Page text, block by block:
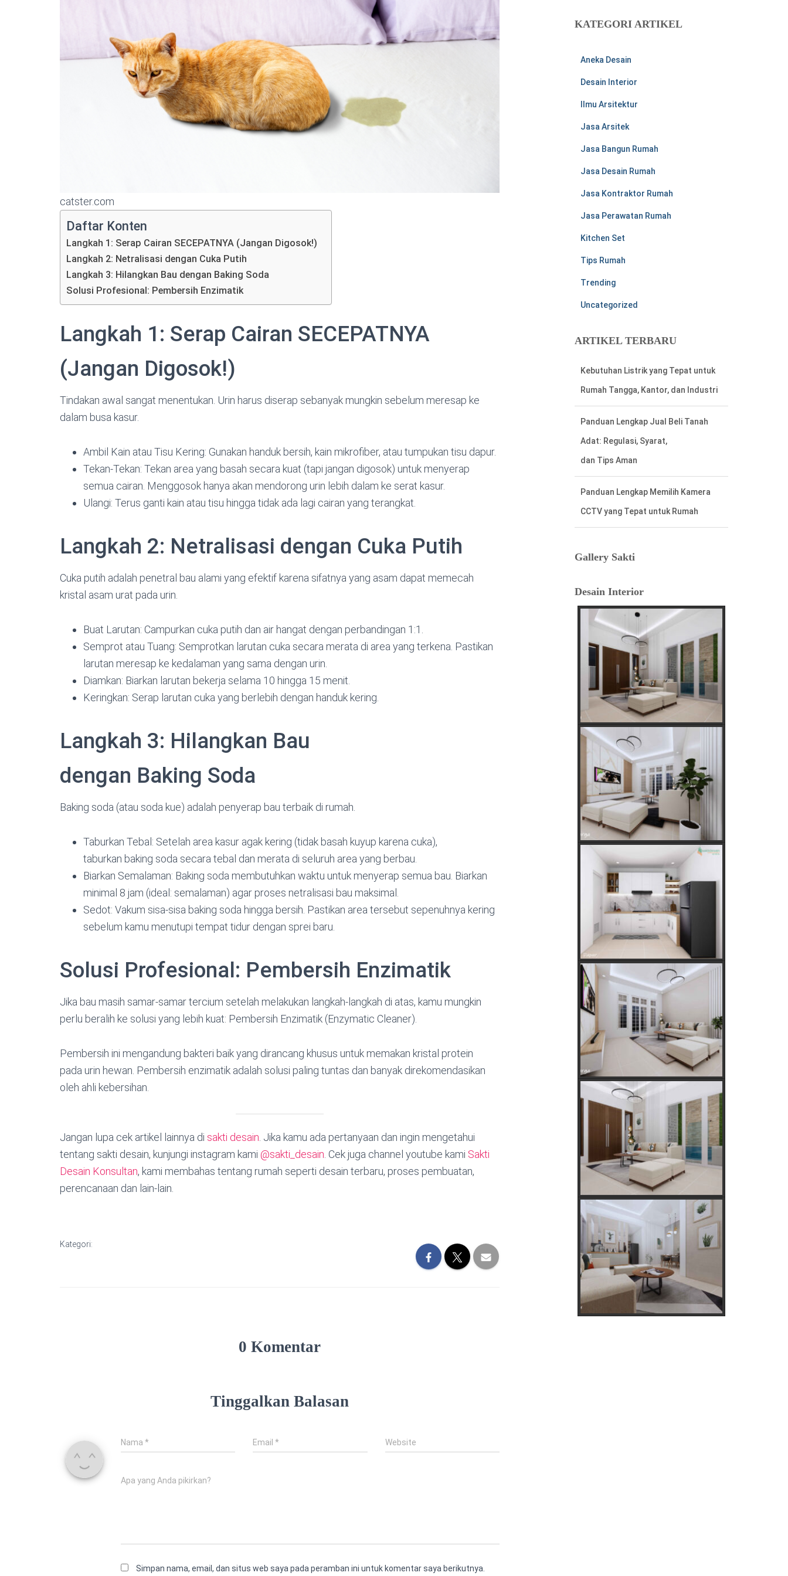
catster.com
Daftar Konten
Langkah 1: Serap Cairan SECEPATNYA (Jangan Digosok!)
Langkah 2: Netralisasi dengan Cuka Putih
Langkah 3: Hilangkan Bau dengan Baking Soda
Solusi Profesional: Pembersih Enzimatik
Langkah 1: Serap Cairan SECEPATNYA
(Jangan Digosok!)
Tindakan awal sangat menentukan. Urin harus diserap sebanyak mungkin sebelum meresap ke
dalam busa kasur.
Ambil Kain atau Tisu Kering: Gunakan handuk bersih, kain mikrofiber, atau tumpukan tisu dapur.
Tekan-Tekan: Tekan area yang basah secara kuat (tapi jangan digosok) untuk menyerap
semua cairan. Menggosok hanya akan mendorong urin lebih dalam ke serat kasur.
Ulangi: Terus ganti kain atau tisu hingga tidak ada lagi cairan yang terangkat.
Langkah 2: Netralisasi dengan Cuka Putih
Cuka putih adalah penetral bau alami yang efektif karena sifatnya yang asam dapat memecah
kristal asam urat pada urin.
Buat Larutan: Campurkan cuka putih dan air hangat dengan perbandingan 1:1.
Semprot atau Tuang: Semprotkan larutan cuka secara merata di area yang terkena. Pastikan
larutan meresap ke kedalaman yang sama dengan urin.
Diamkan: Biarkan larutan bekerja selama 10 hingga 15 menit.
Keringkan: Serap larutan cuka yang berlebih dengan handuk kering.
Langkah 3: Hilangkan Bau
dengan Baking Soda
Baking soda (atau soda kue) adalah penyerap bau terbaik di rumah.
Taburkan Tebal: Setelah area kasur agak kering (tidak basah kuyup karena cuka),
taburkan baking soda secara tebal dan merata di seluruh area yang berbau.
Biarkan Semalaman: Baking soda membutuhkan waktu untuk menyerap semua bau. Biarkan
minimal 8 jam (ideal: semalaman) agar proses netralisasi bau maksimal.
Sedot: Vakum sisa-sisa baking soda hingga bersih. Pastikan area tersebut sepenuhnya kering
sebelum kamu menutupi tempat tidur dengan sprei baru.
Solusi Profesional: Pembersih Enzimatik
Jika bau masih samar-samar tercium setelah melakukan langkah-langkah di atas, kamu mungkin
perlu beralih ke solusi yang lebih kuat: Pembersih Enzimatik (Enzymatic Cleaner).
Pembersih ini mengandung bakteri baik yang dirancang khusus untuk memakan kristal protein
pada urin hewan. Pembersih enzimatik adalah solusi paling tuntas dan banyak direkomendasikan
oleh ahli kebersihan.
Jangan lupa cek artikel lainnya di sakti desain . Jika kamu ada pertanyaan dan ingin mengetahui
tentang sakti desain, kunjungi instagram kami @sakti_desain . Cek juga channel youtube kami Sakti
Desain Konsultan, kami membahas tentang rumah seperti desain terbaru, proses pembuatan,
perencanaan dan lain-lain.
Kategori:
0 Komentar
Tinggalkan Balasan
Nama * Email* Website
Apa yang Anda pikirkan?
Simpan nama, email, dan situs web saya pada peramban ini untuk komentar saya berikutnya.
n
KATEGORI ARTIKEL
Aneka Desain
Desain Interior
Ilmu Arsitektur
Jasa Arsitek
Jasa Bangun Rumah
Jasa Desain Rumah
Jasa Kontraktor Rumah
Jasa Perawatan Rumah
Kitchen Set
Tips Rumah
Trending
Uncategorized
ARTIKEL TERBARU
Panduan Lengkap Jual Beli Tanah
Adat: Regulasi, Syarat,
dan Tips Aman
Panduan Lengkap Memilih Kamera
CCTV yang Tepat untuk Rumah
Cara Mudah Menemukan Nomor
Rekening Listrik di Meteran Listrik
Lama
Tafsir Anjing Datang ke Rumah:
Hal Penting Saat Cek Tagihan Listrik
PLN Agar Tidak Keliru
Cara Cepat dan Mudah cek Tagihan
Listrik via WhatsApp: Panduan
Lengkap PLN 123
Menentukan Hari dan Bulan Baik
Membangun Rumah Menurut
Hitungan Jawa
Rahasia Memilih Hari Baik untuk
Membangun Rumah Menurut
Hitungan Jawa
Keajaiban Lukisan Panen Padi
dalam Feng Shui
Mimpi Tikus Masuk Rumah: Apa
Makna Sebenarnya?
Fungsi dan Ukuran MCB dalam
Sistem Kelistrikan
Apakah Feng Shui Buruk Jika Memiliki
Tanaman Hias Palsu?
Golongan Tarif Listrik PLN dan Cara
Mengecek Daya Listrik di Rumah
Kebutuhan Listrik anda Besar perlu
Daya Listrik PLN 3 Phase!
Kebutuhan Listrik yang Tepat untuk
Rumah Tangga, Kantor, dan Industri
Gallery Sakti
Desain Interior